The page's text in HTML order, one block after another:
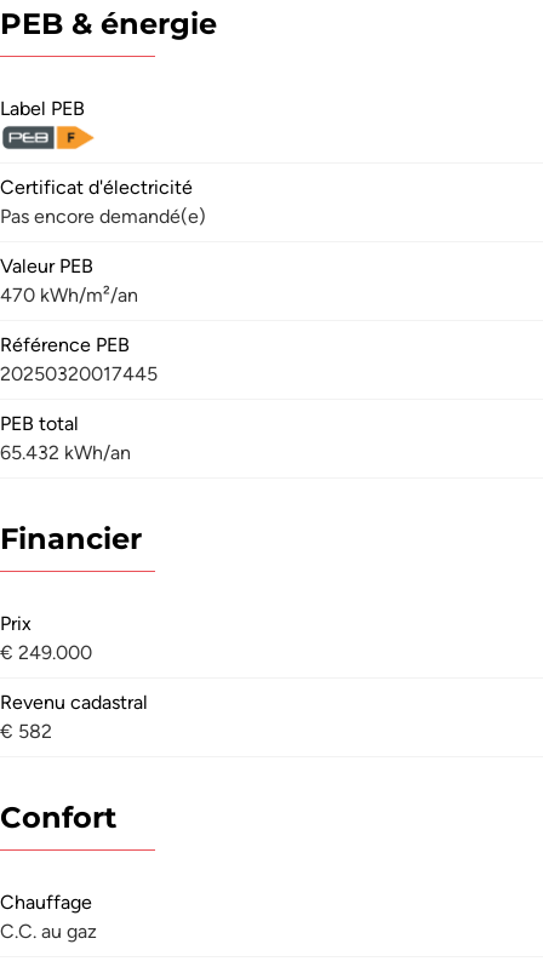
PEB & énergie
Label PEB
Certificat d'électricité
Pas encore demandé(e)
Valeur PEB
470 kWh/m²/an
Référence PEB
20250320017445
PEB total
65.432 kWh/an
Financier
Prix
€ 249.000
Revenu cadastral
€ 582
Confort
Chauffage
C.C. au gaz